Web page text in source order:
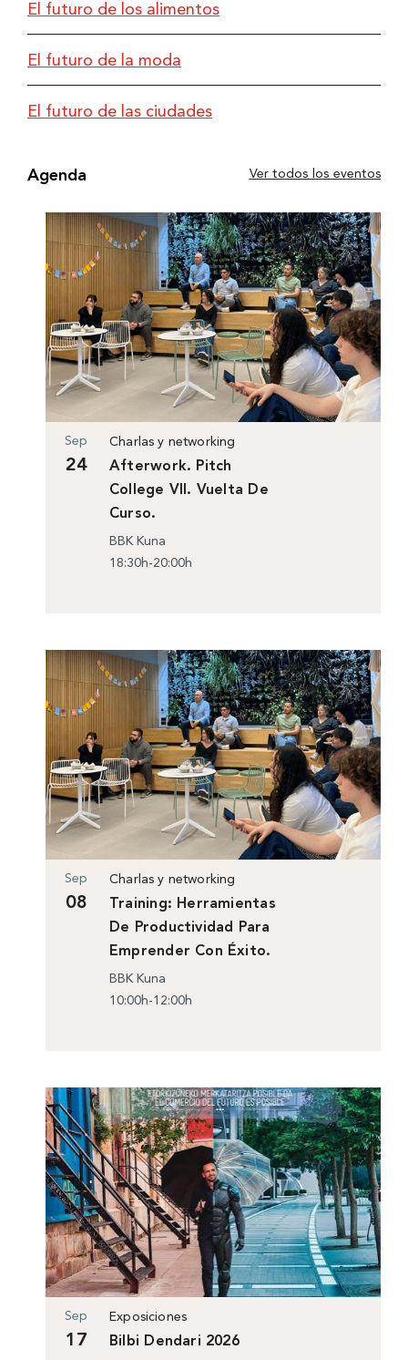
El futuro de los alimentos
El futuro de la moda
El futuro de las ciudades
Agenda Ver todos los eventos
Charlas y networking
Sep
24
Afterwork. Pitch
College VII. Vuelta De
Curso.
BBK Kuna
18:30h-20:00h
Charlas y networking
Sep
08
Training: Herramientas
De Productividad Para
Emprender Con Éxito.
BBK Kuna
10:00h-12:00h
Exposiciones
Sep
17 Bilbi Dendari 2026